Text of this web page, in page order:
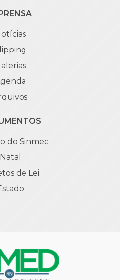
do Sinmed
Natal
de Lei